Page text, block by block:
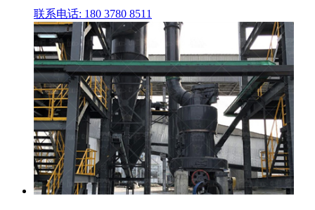
联系电话: 180 3780 8511